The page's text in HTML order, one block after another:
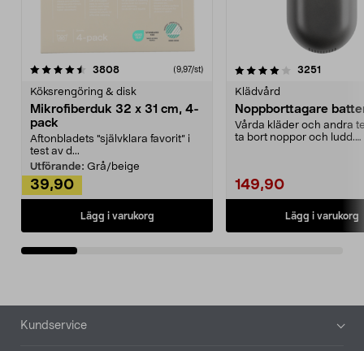
3808recensioner (9,97/st)
Köksrengöring & disk
Mikrofiberduk 32 x 31 cm, 4-
pack
Aftonbladets "självklara favorit” i
test av d...
Utförande: Grå/beige
39,90
Lägg i varukorg
4.0av 5 stjärnor 3251
Klädvård
Noppborttagare
Vårda kläder och andra
ta bort noppor och ludd.
149,90
Lägg i varukorg
4.5av 5 stjärnor
Sidfot
Kundservice